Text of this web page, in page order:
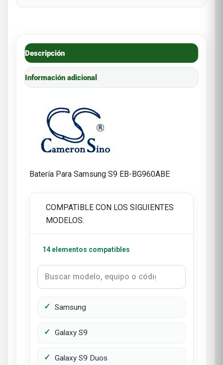
Descripción
Información adicional
Batería Para Samsung S9 EB-BG960ABE
COMPATIBLE CON LOS SIGUIENTES
MODELOS:
14 elementos compatibles
Samsung
Galaxy S9
Galaxy S9 Duos